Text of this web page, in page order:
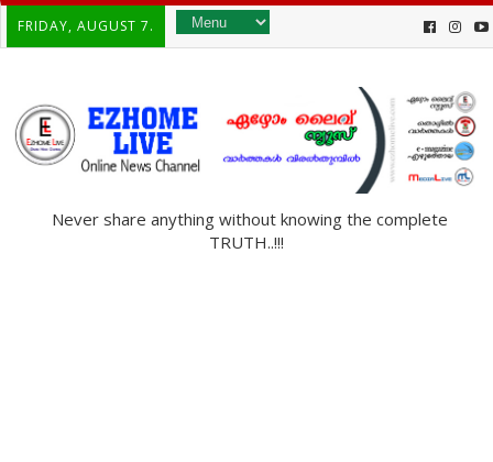
FRIDAY, AUGUST 7.
Never share anything without knowing the complete
TRUTH..!!!